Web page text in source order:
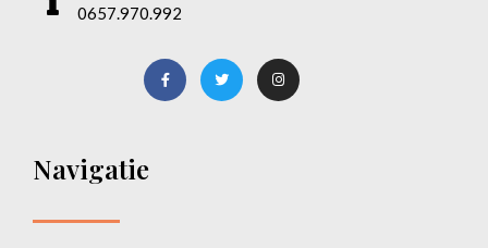
0657.970.992
Navigatie